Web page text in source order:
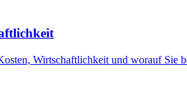
Wirtschaftlichkeit und worauf Sie